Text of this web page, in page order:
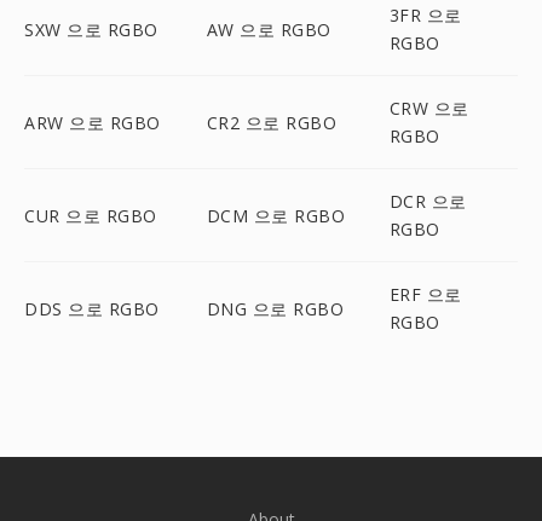
SXW 으로 RGBO AW 으로 RGBO
3FR 으로
RGBO
ARW 으로 RGBO CR2 으로 RGBO
CRW 으로
RGBO
CUR 으로 RGBO DCM 으로 RGBO
DCR 으로
RGBO
DDS 으로 RGBO DNG 으로 RGBO
ERF 으로
RGBO